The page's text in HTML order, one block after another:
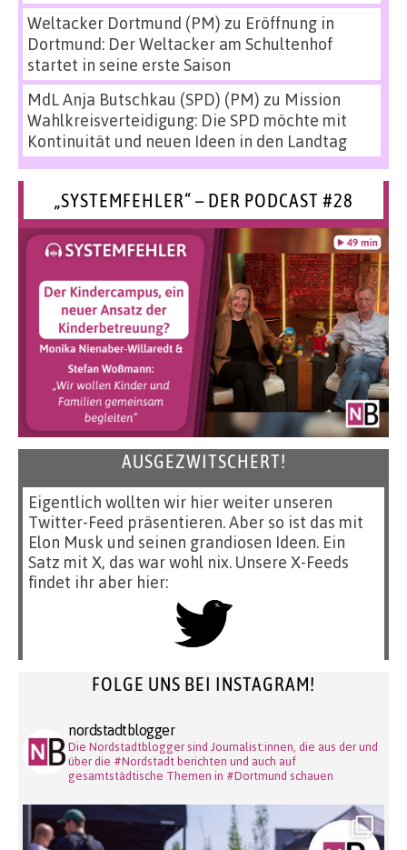
Weltacker Dortmund (PM) zu Eröffnung in
Dortmund: Der Weltacker am Schultenhof
startet in seine erste Saison
MdL Anja Butschkau (SPD) (PM) zu Mission
Wahlkreisverteidigung: Die SPD möchte mit
Kontinuität und neuen Ideen in den Landtag
„SYSTEMFEHLER“ – DER PODCAST #28
AUSGEZWITSCHERT!
Eigentlich wollten wir hier weiter unseren
Twitter-Feed präsentieren. Aber so ist das mit
Elon Musk und seinen grandiosen Ideen. Ein
Satz mit X, das war wohl nix. Unsere X-Feeds
findet ihr aber hier:
FOLGE UNS BEI INSTAGRAM!
nordstadtblogger
Die Nordstadtblogger sind Journalist:innen, die aus der und
über die #Nordstadt berichten und auch auf
gesamtstädtische Themen in #Dortmund schauen